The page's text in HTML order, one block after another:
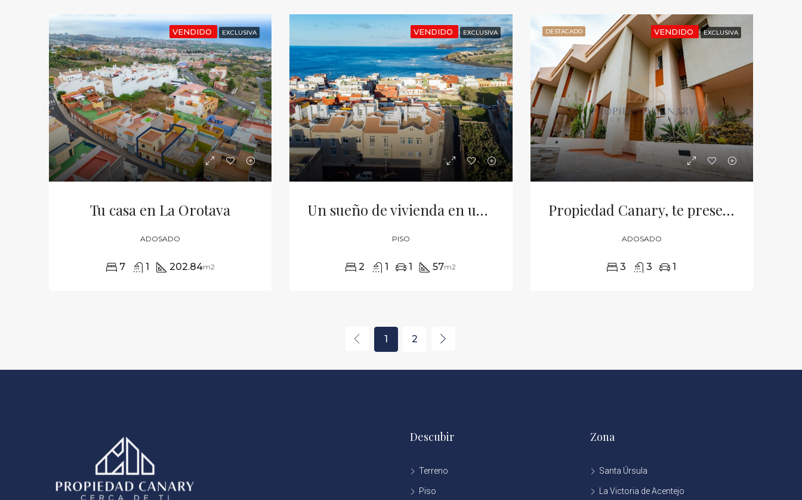
VENDIDO EXCLUSIVA
Tu casa en La Orotava
ADOSADO
7 1 202.84m2
VENDIDO EXCLUSIVA
Un sueño de vivienda en un lugar mágico…
PISO
2 1 1 57m2
DESTACADO VENDIDO EXCLUSIVA
Propiedad Canary, te presenta esta maravillosa vivienda adosada ubicada en Puerto de Santiago municipio de Santiago del Teide.
ADOSADO
3 3 1
1 2
Descubir
Terreno
Piso
Zona
Santa Úrsula
La Victoria de Acentejo